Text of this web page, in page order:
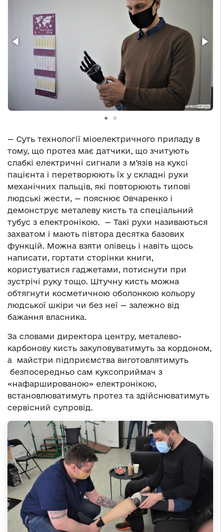
— Суть технології міоелектричного приладу в
тому, що протез має датчики, що зчитують
слабкі електричні сигнали з м’язів на куксі
пацієнта і перетворюють їх у складні рухи
механічних пальців, які повторюють типові
людські жести, — пояснює Овчаренко і
демонструє металеву кисть та спеціальний
тубус з електронікою. — Такі рухи називаються
захватом і мають півтора десятка базових
функцій. Можна взяти олівець і навіть щось
написати, гортати сторінки книги,
користуватися гаджетами, потиснути при
зустрічі руку тощо. Штучну кисть можна
обтягнути косметичною оболонкою кольору
людської шкіри чи без неї — залежно від
бажання власника.
За словами директора центру, металево-
карбонову кисть закуповуватимуть за кордоном,
а майстри підприємства виготовлятимуть
безпосередньо сам куксоприймач з
«нафаршированою» електронікою,
встановлюватимуть протез та здійснюватимуть
сервісний супровід.